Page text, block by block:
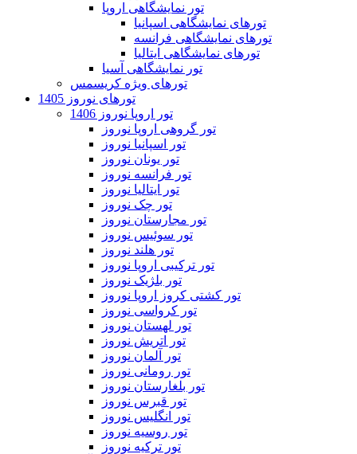
تور نمایشگاهی اروپا
تورهای نمایشگاهی اسپانیا
تورهای نمایشگاهی فرانسه
تورهای نمایشگاهی ایتالیا
تور نمایشگاهی آسیا
تورهای ویژه کریسمس
تورهای نوروز 1405
تور اروپا نوروز 1406
تور گروهی اروپا نوروز
تور اسپانیا نوروز
تور یونان نوروز
تور فرانسه نوروز
تور ایتالیا نوروز
تور چک نوروز
تور مجارستان نوروز
تور سوئیس نوروز
تور هلند نوروز
تور ترکیبی اروپا نوروز
تور بلژیک نوروز
تور کشتی کروز اروپا نوروز
تور کرواسی نوروز
تور لهستان نوروز
تور اتریش نوروز
تور آلمان نوروز
تور رومانی نوروز
تور بلغارستان نوروز
تور قبرس نوروز
تور انگلیس نوروز
تور روسیه نوروز
تور ترکیه نوروز